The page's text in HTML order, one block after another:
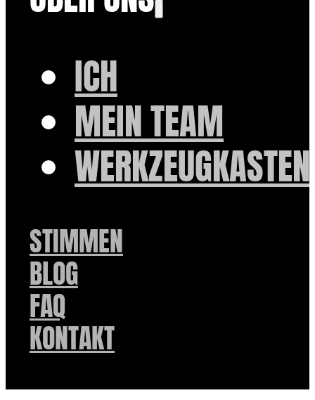
ICH
MEIN TEAM
WERKZEUGKASTEN
STIMMEN
BLOG
FAQ
KONTAKT